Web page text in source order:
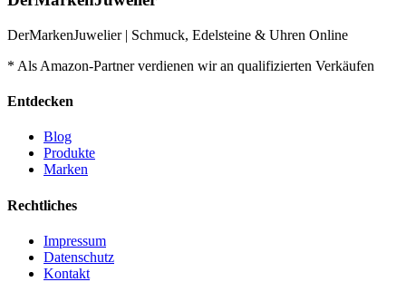
DerMarkenJuwelier | Schmuck, Edelsteine & Uhren Online
* Als Amazon-Partner verdienen wir an qualifizierten Verkäufen
Entdecken
Blog
Produkte
Marken
Rechtliches
Impressum
Datenschutz
Kontakt